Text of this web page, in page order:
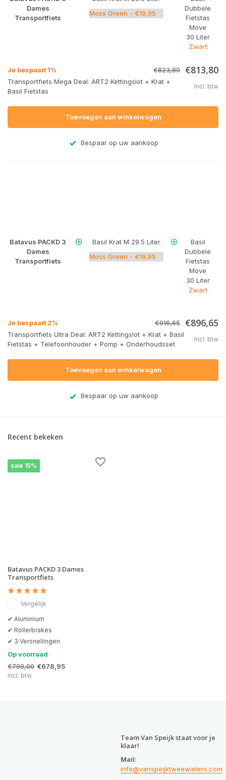
Dames
Transportfiets
Dubbele
Fietstas
Move
30 Liter
Zwart
Je bespaart 1% €823,80 €813,80
Transportfiets Mega Deal: ART2 Kettingslot + Krat +
Basil Fietstas
Incl. btw
Toevoegen aan winkelwagen
Bespaar op uw aankoop
Batavus PACKD 3
Dames
Transportfiets
Basil Krat M 29.5 Liter
Basil
Dubbele
Fietstas
Move
30 Liter
Zwart
Je bespaart 2% €916,65 €896,65
Transportfiets Ultra Deal: ART2 Kettingslot + Krat + Basil
Fietstas + Telefoonhouder + Pomp + Onderhoudsset
Incl. btw
Toevoegen aan winkelwagen
Bespaar op uw aankoop
Recent bekeken
sale 15%
Batavus PACKD 3 Dames
Transportfiets
Vergelijk
✔ Aluminium
✔ Rollerbrakes
✔ 3 Versnellingen
Op voorraad
€799,00 €678,95
Incl. btw
Team Van Speijk staat voor je
klaar!
Mail:
info@vanspeijktweewielers.com